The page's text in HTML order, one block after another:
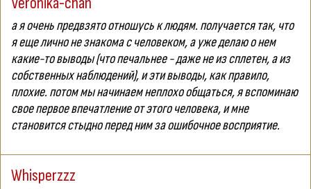
а я очень предвзято отношусь к людям. получается так, что
я еще лично не знакома с человеком, а уже делаю о нем
какие-то выводы (что печальнее - даже не из сплетен, а из
собственных наблюдений), и эти выводы, как правило,
плохие. потом мы начинаем неплохо общаться, я вспоминаю
свое первое впечатление от этого человека, и мне
становится стыдно перед ним за ошибочное восприятие.
Whisperzzz